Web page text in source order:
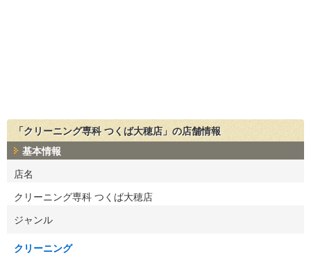
「クリーニング専科 つくば大穂店」の店舗情報
基本情報
店名
クリーニング専科 つくば大穂店
ジャンル
クリーニング